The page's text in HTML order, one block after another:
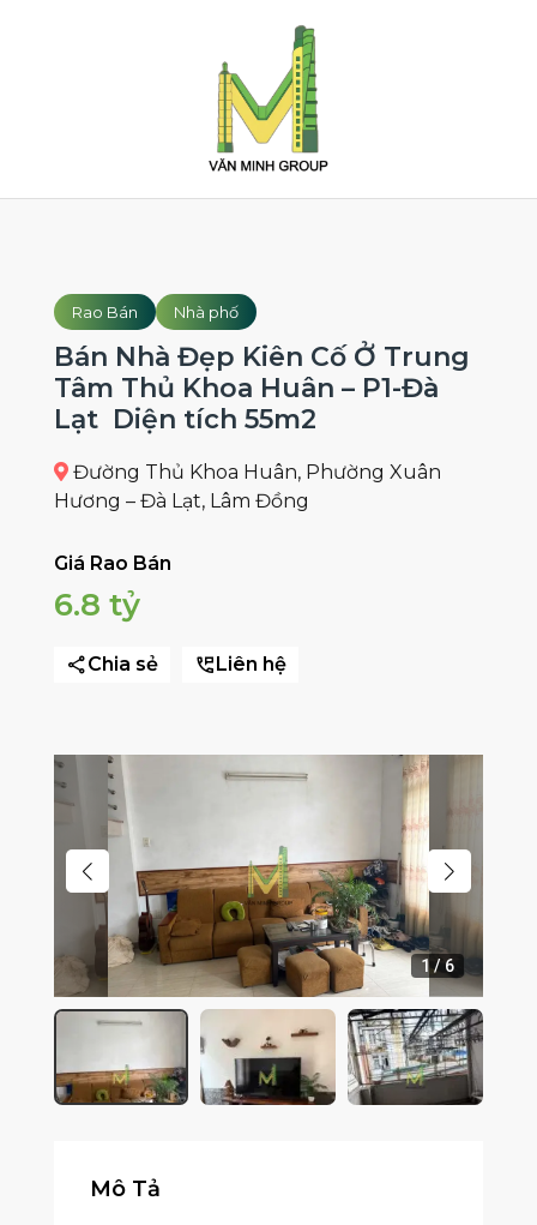
Rao Bán Nhà phố
Bán Nhà Đẹp Kiên Cố Ở Trung
Tâm Thủ Khoa Huân – P1-Đà
Lạt Diện tích 55m2
Đường Thủ Khoa Huân, Phường Xuân
Hương – Đà Lạt, Lâm Đồng
Giá Rao Bán
6.8 tỷ
Chia sẻ Liên hệ
1/ 6
Mô Tả